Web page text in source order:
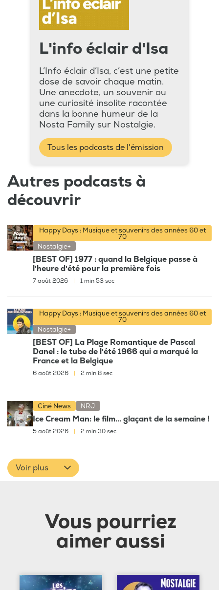
L'info éclair d'Isa
L’Info éclair d’Isa, c’est une petite
dose de savoir chaque matin.
Une anecdote, un souvenir ou
une curiosité insolite racontée
dans la bonne humeur de la
Nosta Family sur Nostalgie.
Tous les podcasts de l'émission
Autres podcasts à
découvrir
Happy Days : Musique et souvenirs des années 60 et
70
Nostalgie+
[BEST OF] 1977 : quand la Belgique passe à
l'heure d'été pour la première fois
7 août 2026 1 min 53 sec
Happy Days : Musique et souvenirs des années 60 et
70
Nostalgie+
[BEST OF] La Plage Romantique de Pascal
Danel : le tube de l'été 1966 qui a marqué la
France et la Belgique
6 août 2026 2 min 8 sec
Ciné News NRJ
Ice Cream Man: le film... glaçant de la semaine !
5 août 2026 2 min 30 sec
Voir plus
Vous pourriez
aimer aussi